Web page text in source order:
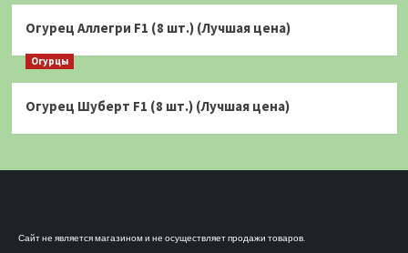
Огурец Аллегри F1 (8 шт.) (Лучшая цена)
Огурцы
Огурец Шуберт F1 (8 шт.) (Лучшая цена)
Сайт не является магазином и не осуществляет продажи товаров.